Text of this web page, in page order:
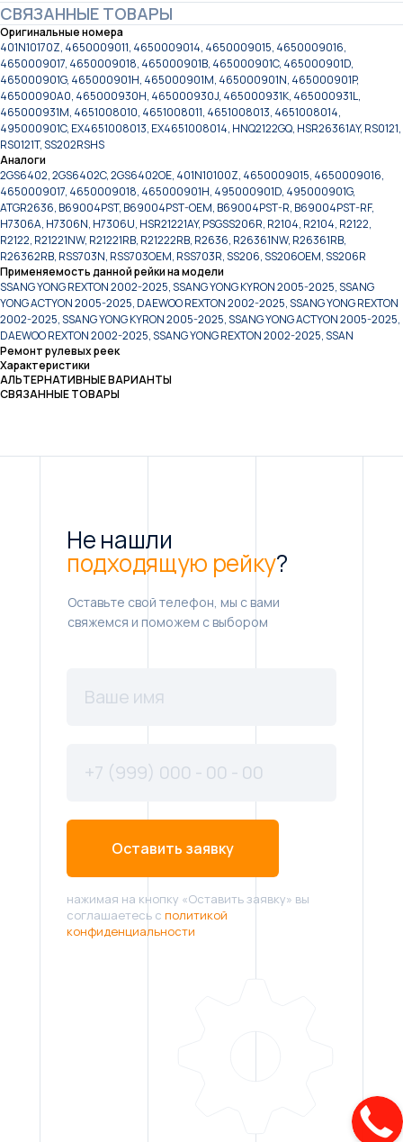
СВЯЗАННЫЕ ТОВАРЫ
Оригинальные номера
401N10170Z, 4650009011, 4650009014, 4650009015, 4650009016,
4650009017, 4650009018, 465000901B, 465000901C, 465000901D,
465000901G, 465000901H, 465000901M, 465000901N, 465000901P,
46500090A0, 465000930H, 465000930J, 465000931K, 465000931L,
465000931M, 4651008010, 4651008011, 4651008013, 4651008014,
495000901C, EX4651008013, EX4651008014, HNQ2122GQ, HSR26361AY, RS0121,
RS0121T, SS202RSHS
Аналоги
2GS6402, 2GS6402C, 2GS6402OE, 401N10100Z, 4650009015, 4650009016,
4650009017, 4650009018, 465000901H, 495000901D, 495000901G,
ATGR2636, B69004PST, B69004PST-OEM, B69004PST-R, B69004PST-RF,
H7306A, H7306N, H7306U, HSR21221AY, PSGSS206R, R2104, R2104, R2122,
R2122, R21221NW, R21221RB, R21222RB, R2636, R26361NW, R26361RB,
R26362RB, RSS703N, RSS703OEM, RSS703R, SS206, SS206OEM, SS206R
Применяемость данной рейки на модели
SSANG YONG REXTON 2002-2025, SSANG YONG KYRON 2005-2025, SSANG
YONG ACTYON 2005-2025, DAEWOO REXTON 2002-2025, SSANG YONG REXTON
2002-2025, SSANG YONG KYRON 2005-2025, SSANG YONG ACTYON 2005-2025,
DAEWOO REXTON 2002-2025, SSANG YONG REXTON 2002-2025, SSAN
Ремонт рулевых реек
Характеристики
АЛЬТЕРНАТИВНЫЕ ВАРИАНТЫ
СВЯЗАННЫЕ ТОВАРЫ
Не нашли
подходящую рейку?
Оставьте свой телефон, мы с вами
свяжемся и поможем с выбором
Оставить заявку
нажимая на кнопку «Оставить заявку» вы
соглашаетесь с политикой
конфиденциальности